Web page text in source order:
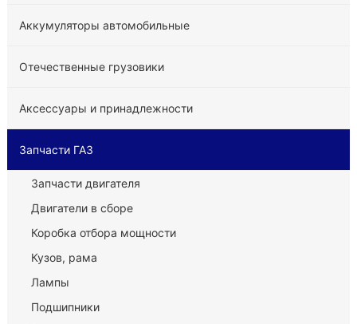
Аккумуляторы автомобильные
Отечественные грузовики
Аксессуары и принадлежности
Запчасти ГАЗ
Запчасти двигателя
Двигатели в сборе
Коробка отбора мощности
Кузов, рама
Лампы
Подшипники